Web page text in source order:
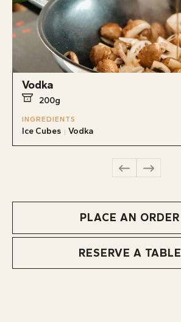
Vodka
200g
INGREDIENTS
Ice Cubes Vodka
PLACE AN ORDER
RESERVE A TABLE